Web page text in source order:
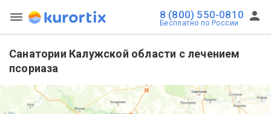
8 (800) 550-0810
Бесплатно по России
Санатории Калужской области с лечением
псориаза